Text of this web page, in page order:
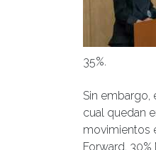
35%.
Sin embargo,
cual quedan
movimientos
Forward,